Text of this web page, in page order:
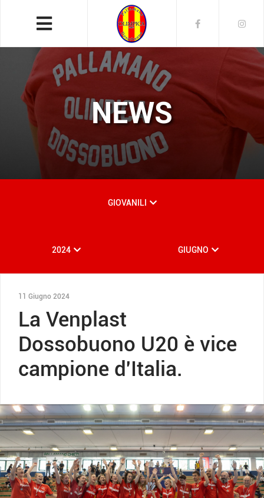
NEWS
GIOVANILI
2024 GIUGNO
11 Giugno 2024
La Venplast
Dossobuono U20 è vice
campione d'Italia.